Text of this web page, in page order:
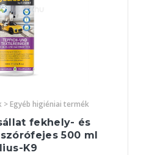
Egyéb higiéniai termék
fekhely- és
500 ml
K9